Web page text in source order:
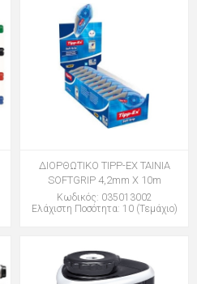
ΔΙΟΡΘΩΤΙΚΟ TIPP-EX ΤΑΙΝΙΑ
SOFTGRIP 4,2mm X 10m
Κωδικός: 035013002
Ελάχιστη Ποσότητα: 10 (Τεμάχιο)